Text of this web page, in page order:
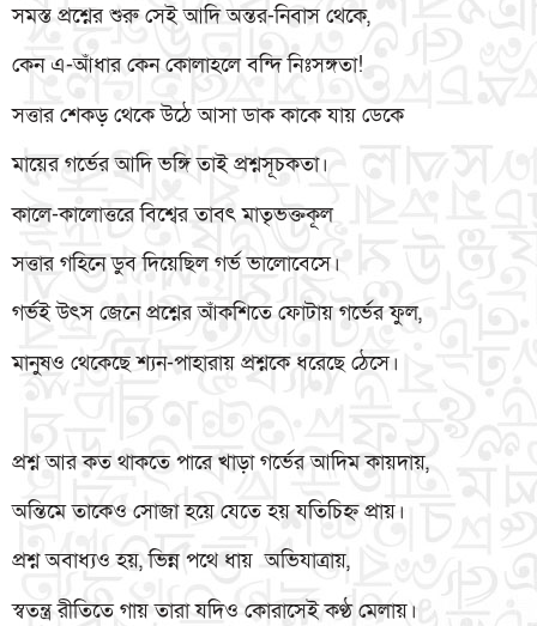
সমস্ত প্রশ্নের শুরু সেই আদি অন্তর-নিবাস থেকে,
কেন এ-আঁধার কেন কোলাহলে বন্দি নিঃসঙ্গতা!
সত্তার শেকড় থেকে উঠে আসা ডাক কাকে যায় ডেকে
মায়ের গর্ভের আদি ভঙ্গি তাই প্রশ্নসূচকতা।
কালে-কালোত্তরে বিশ্বের তাবৎ মাতৃভক্তকূল
সত্তার গহিনে ডুব দিয়েছিল গর্ভ ভালোবেসে।
গর্ভই উৎস জেনে প্রশ্নের আঁকশিতে ফোটায় গর্ভের ফুল,
মানুষও থেকেছে শ্যন-পাহারায় প্রশ্নকে ধরেছে ঠেসে।
প্রশ্ন আর কত থাকতে পারে খাড়া গর্ভের আদিম কায়দায়,
অন্তিমে তাকেও সোজা হয়ে যেতে হয় যতিচিহ্ন প্রায়।
প্রশ্ন অবাধ্যও হয়, ভিন্ন পথে ধায় অভিযাত্রায়,
স্বতন্ত্র রীতিতে গায় তারা যদিও কোরাসেই কণ্ঠ মেলায়।